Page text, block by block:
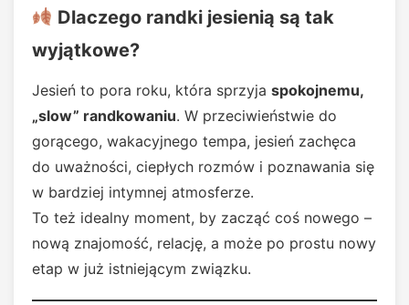
Dlaczego randki jesienią są tak
wyjątkowe?
Jesień to pora roku, która sprzyja spokojnemu,
„slow” randkowaniu. W przeciwieństwie do
gorącego, wakacyjnego tempa, jesień zachęca
do uważności, ciepłych rozmów i poznawania się
w bardziej intymnej atmosferze.
To też idealny moment, by zacząć coś nowego –
nową znajomość, relację, a może po prostu nowy
etap w już istniejącym związku.